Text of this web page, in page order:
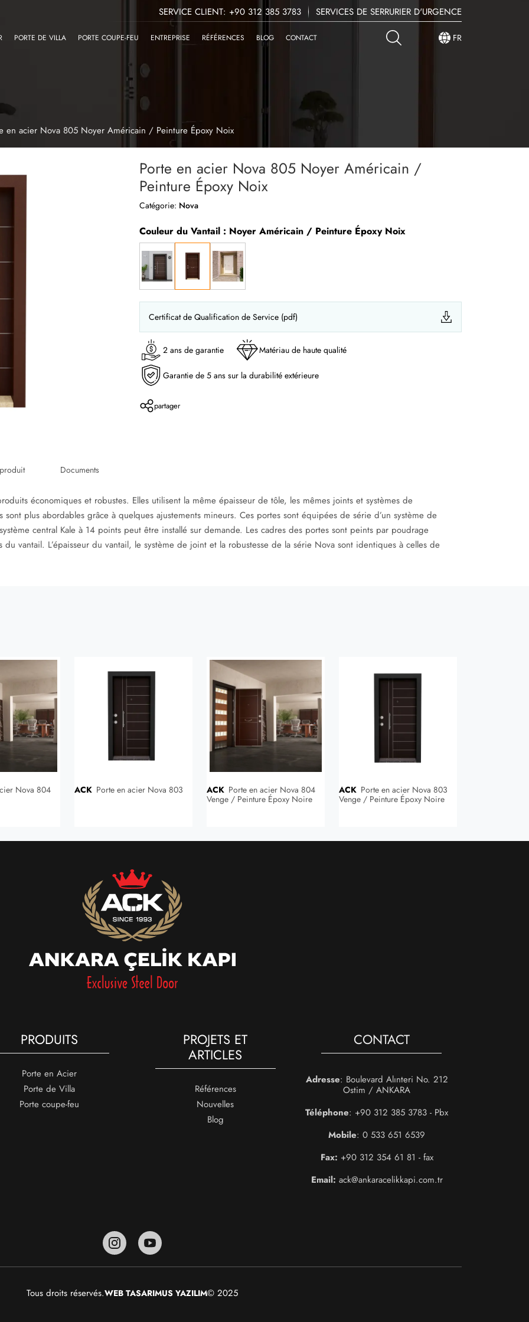
SERVICE CLIENT: +90 312 385 3783 SERVICES DE SERRURIER D'URGENCE
PORTE DE VILLA PORTE COUPE-FEU ENTREPRISE RÉFÉRENCES BLOG CONTACT FR
en acier Nova 805 Noyer Américain / Peinture Époxy Noix
Porte en acier Nova 805 Noyer Américain /
Peinture Époxy Noix
Catégorie: Nova
Couleur du Vantail : Noyer Américain / Peinture Époxy Noix
Certificat de Qualification de Service (pdf)
2 ans de garantie Matériau de haute qualité
Garantie de 5 ans sur la durabilité extérieure
partager
Documents
économiques et robustes. Elles utilisent la même épaisseur de tôle, les mêmes joints et systèmes de
plus abordables grâce à quelques ajustements mineurs. Ces portes sont équipées de série d’un système de
central Kale à 14 points peut être installé sur demande. Les cadres des portes sont peints par poudrage
vantail. L’épaisseur du vantail, le système de joint et la robustesse de la série Nova sont identiques à celles de
Nova 804 ACK Porte en acier Nova 803 ACK
Venge / Peinture Époxy Noire
ACK
Venge / Peinture Époxy Noire
PRODUITS
Porte en Acier
Porte de Villa
Porte coupe-feu
PROJETS ET
ARTICLES
Références
Nouvelles
Blog
CONTACT
Adresse: Boulevard Alınteri No. 212
Ostim / ANKARA
Téléphone: +90 312 385 3783 - Pbx
Mobile: 0 533 651 6539
Fax: +90 312 354 61 81 - fax
Email: ack@ankaracelikkapi.com.tr
Tous droits réservés.WEB TASARIMUS YAZILIM© 2025